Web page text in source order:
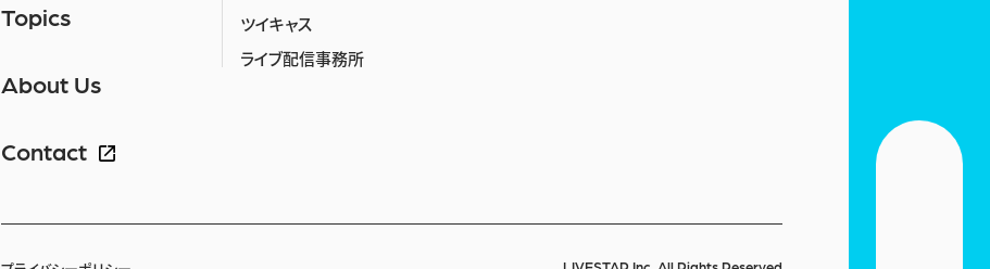
Topics
About Us
Contact
ツイキャス
ライブ配信事務所